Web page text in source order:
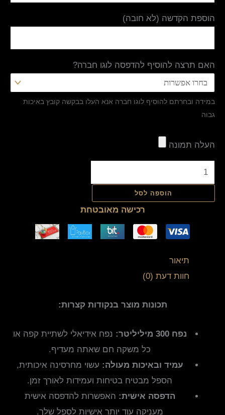
הוספת הקדשה (לא חובה)
האם תרצה להוסיף להדפסה לוגו חברה?
במידה ובחרתם להוסיף לוגו חברה אנא העלו בבקשה קובץ באיכות
גבוה
העלה תמונה
הוספה לסל
רכישה מאובטחת
תיאור
חוות דעת (0)
תכונות מוצר בנקודות קצרות:
נפח 300 מיליליטר:
נפח אידיאלי לשתיית קפה או
כל משקה חם שאתה מעדיף.
עמיד ובאיכות מעולה: עשוי מחרסינה איכותית,
הספל מבטיח בטיחות ועמידות לאורך זמן.
הדפסה אישית: האפשרות להדפסה אישית
מעניקה עוד יותר אישיות לספל שלך.